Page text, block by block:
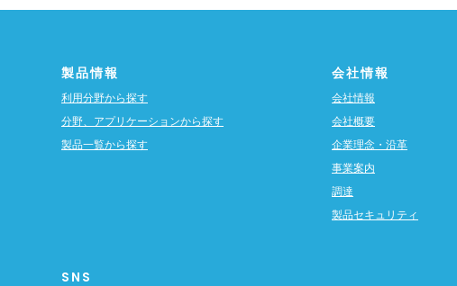
製品情報
利用分野から探す
分野、アプリケーションから探す
製品一覧から探す
会社情報
会社情報
会社概要
企業理念・沿革
事業案内
調達
製品セキュリティ
SNS